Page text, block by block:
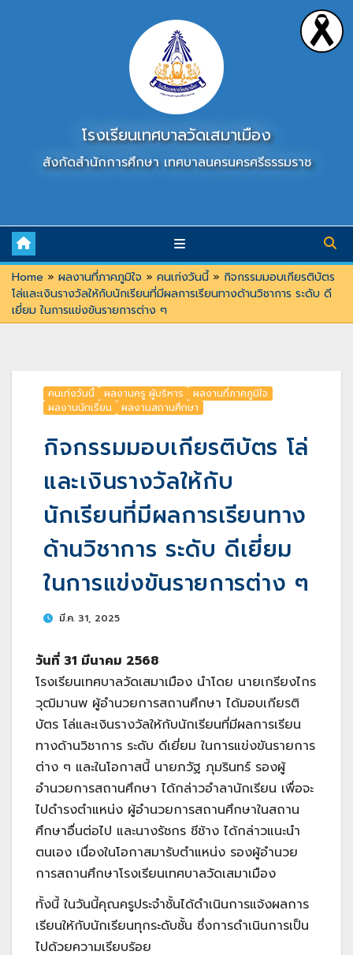
โรงเรียนเทศบาลวัดเสมาเมือง
สังกัดสำนักการศึกษา เทศบาลนครนครศรีธรรมราช
Home » ผลงานที่ภาคภูมิใจ » คนเก่งวันนี้» กิจกรรมมอบเกียรติบัตร
โล่และเงินรางวัลให้กับนักเรียนที่มีผลการเรียนทางด้านวิชาการ ระดับ ดี
เยี่ยม ในการแข่งขันรายการต่าง ๆ
คนเก่งวันนี้ ผลงานครู ผู้บริหาร
ผลงานที่ภาคภูมิใจ
ผลงานนักเรียน
ผลงานสถานศึกษา
กิจกรรมมอบเกียรติบัตร โล่
และเงินรางวัลให้กับ
นักเรียนที่มีผลการเรียนทาง
ด้านวิชาการ ระดับ ดีเยี่ยม
ในการแข่งขันรายการต่าง ๆ
มี.ค. 31, 2025
วันที่ 31 มีนาคม 2568
โรงเรียนเทศบาลวัดเสมาเมือง นำโดย นายเกรียงไกร
วุฒิมานพ ผู้อำนวยการสถานศึกษา ได้มอบเกียรติ
บัตร โล่และเงินรางวัลให้กับนักเรียนที่มีผลการเรียน
ทางด้านวิชาการ ระดับ ดีเยี่ยม ในการแข่งขันรายการ
ต่าง ๆ และในโอกาสนี้ นายภวัฐ ภุมรินทร์ รองผู้
อำนวยการสถานศึกษา ได้กล่าวอำลานักเรียน เพื่อจะ
ไปดำรงตำแหน่ง ผู้อำนวยการสถานศึกษาในสถาน
ศึกษาอื่นต่อไป และนางรัชกร ชีช้าง ได้กล่าวแนะนำ
ตนเอง เนื่องในโอกาสมารับตำแหน่ง รองผู้อำนวย
การสถานศึกษาโรงเรียนเทศบาลวัดเสมาเมือง
ทั้งนี้ ในวันนี้คุณครูประจำชั้นได้ดำเนินการแจ้งผลการ
เรียนให้กับนักเรียนทุกระดับชั้น ซึ่งการดำเนินการเป็น
ไปด้วยความเรียบร้อย